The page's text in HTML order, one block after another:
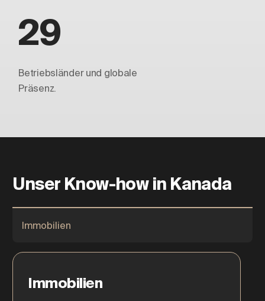
29
Betriebsländer und globale
Präsenz.
Unser Know-how in Kanada
Immobilien
Immobilien